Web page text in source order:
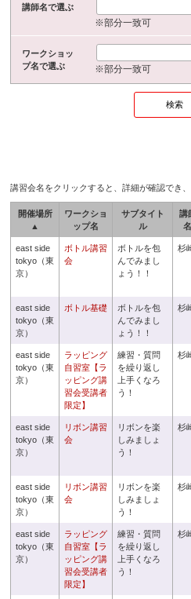
講師名で選ぶ
※部分一致可
ワークショッ
プ名で選ぶ
※部分一致可
講習会名をクリックすると、詳細が確認でき
開催場所
▲
ワークショ
ップ名
サブタイト
ル
講
名
east side
tokyo（東
京）
ボトル講習
会
ボトルを包
んでみまし
ょう！！
杉
east side
tokyo（東
京）
ボトル基礎
ボトルを包
んでみまし
ょう！！
杉
east side
tokyo（東
京）
ラッピング
自習室【ラ
ッピング講
習会受講者
限定】
練習・質問
を繰り返し
上手くなろ
う！
杉
east side
tokyo（東
京）
リボン講習
会
リボンを楽
しみましょ
う！
杉
east side
tokyo（東
京）
リボン講習
会
リボンを楽
しみましょ
う！
杉
east side
tokyo（東
京）
ラッピング
自習室【ラ
ッピング講
習会受講者
限定】
練習・質問
を繰り返し
上手くなろ
う！
杉